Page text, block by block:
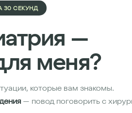
30 СЕКУНД
—
меня?
которые вам знакомы.
— повод поговорить с